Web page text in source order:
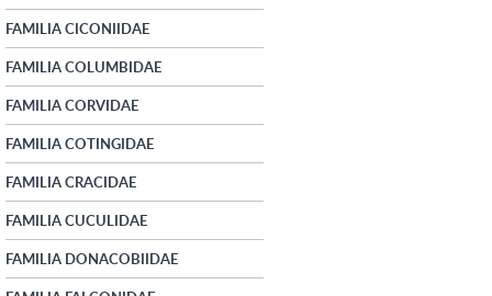
FAMILIA CICONIIDAE
FAMILIA COLUMBIDAE
FAMILIA CORVIDAE
FAMILIA COTINGIDAE
FAMILIA CRACIDAE
FAMILIA CUCULIDAE
FAMILIA DONACOBIIDAE